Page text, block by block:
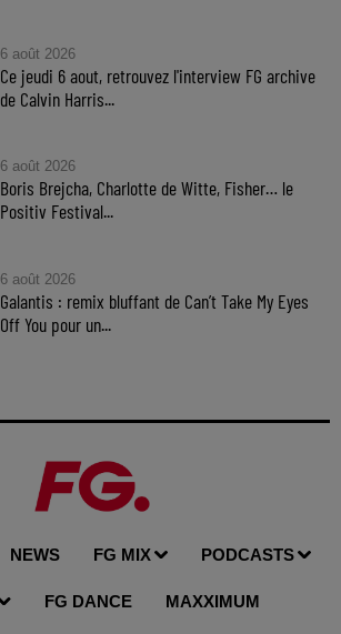
6 août 2026
Ce jeudi 6 aout, retrouvez l'interview FG archive
de Calvin Harris...
6 août 2026
Boris Brejcha, Charlotte de Witte, Fisher… le
Positiv Festival...
6 août 2026
Galantis : remix bluffant de Can’t Take My Eyes
Off You pour un...
NEWS FG MIX PODCASTS
FG DANCE MAXXIMUM